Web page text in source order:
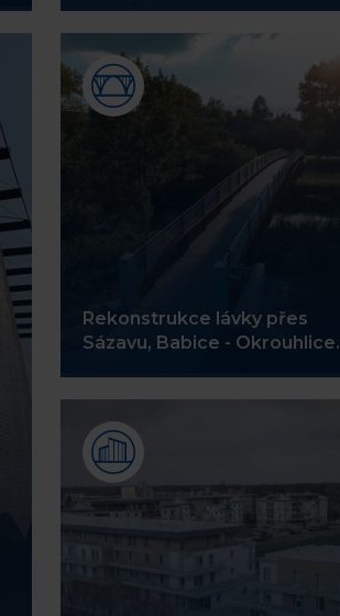
Rekonstrukce lávky přes
Sázavu, Babice - Okrouhlice.